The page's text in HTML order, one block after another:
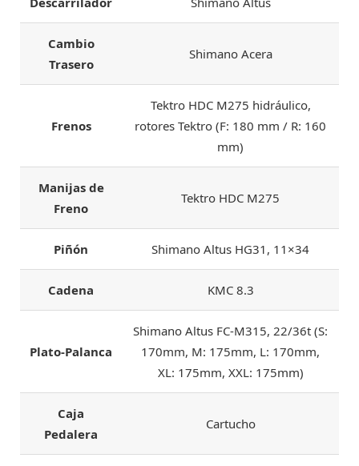
Cambio
Trasero
Shimano Acera
Frenos
Tektro HDC M275 hidráulico,
rotores Tektro (F: 180 mm / R: 160
mm)
Manijas de
Freno
Tektro HDC M275
Piñón Shimano Altus HG31, 11×34
Cadena KMC 8.3
Plato-Palanca
Shimano Altus FC-M315, 22/36t (S:
170mm, M: 175mm, L: 170mm,
XL: 175mm, XXL: 175mm)
Caja
Pedalera
Cartucho